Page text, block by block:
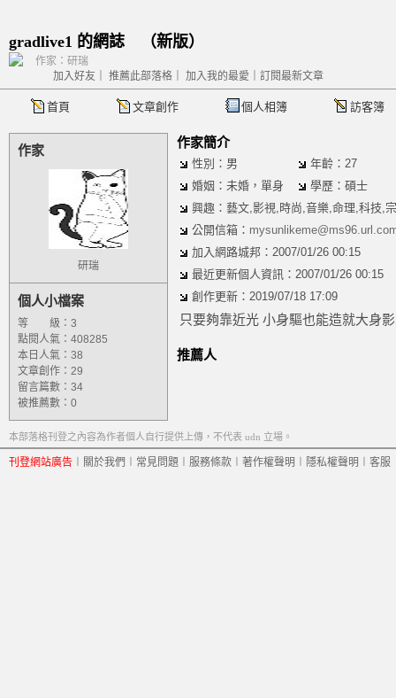
gradlive1 的網誌 （新版）
首頁 文章創作 個人相簿 訪客簿
加入好友 推薦此部落格 加入我的最愛 訂閱最新文章
作家：研瑞
作家
研瑞
個人小檔案
等 級：3
點閱人氣：408285
本日人氣：38
文章創作：29
留言篇數：34
被推薦數： 0
作家簡介
性別：男
年齡：27
婚姻：未婚，單身
學歷：碩士
興趣：藝文,影視,時尚,音樂,命理,科技,
公開信箱：
加入網路城邦：2007/01/26 00:15
最近更新個人資訊：2007/01/26 00:15
創作更新：2019/07/18 17:09
只要夠靠近光 小身驅也能造就大身影
推薦人
本部落格刊登之內容為作者個人自行提供上傳，不代表 udn 立場。
刊登網站廣告 關於我們 常見問題 服務條款 著作權聲明 隱私權聲明 客服